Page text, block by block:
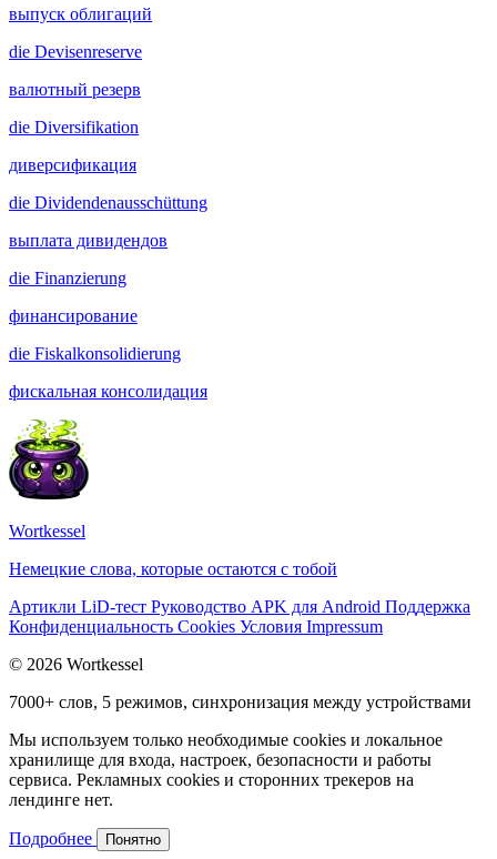
выпуск облигаций
die Devisenreserve
валютный резерв
die Diversifikation
диверсификация
die Dividendenausschüttung
выплата дивидендов
die Finanzierung
финансирование
die Fiskalkonsolidierung
фискальная консолидация
Wortkessel
Немецкие слова, которые остаются с тобой
Артикли LiD-тест Руководство APK для Android Поддержка
Конфиденциальность Cookies Условия Impressum
© 2026 Wortkessel
7000+ слов, 5 режимов, синхронизация между устройствами
Мы используем только необходимые cookies и локальное
хранилище для входа, настроек, безопасности и работы
сервиса. Рекламных cookies и сторонних трекеров на
лендинге нет.
Подробнее Понятно